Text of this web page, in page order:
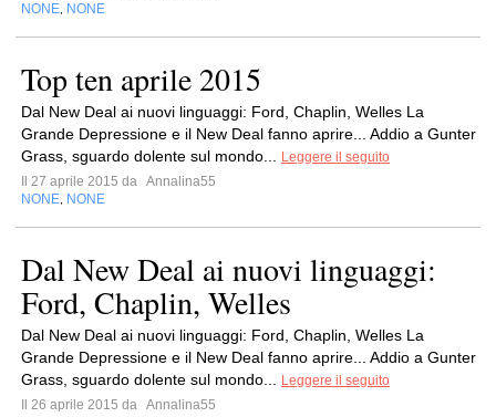
NONE NONE
Top ten aprile 2015
Dal New Deal ai nuovi linguaggi: Ford, Chaplin, Welles La
Grande Depressione e il New Deal fanno aprire... Addio a Gunter
Grass, sguardo dolente sul mondo...
Leggere il seguito
Il 27 aprile 2015 da Annalina55
NONE NONE
Dal New Deal ai nuovi linguaggi:
Ford, Chaplin, Welles
Dal New Deal ai nuovi linguaggi: Ford, Chaplin, Welles La
Grande Depressione e il New Deal fanno aprire... Addio a Gunter
Grass, sguardo dolente sul mondo...
Leggere il seguito
Il 26 aprile 2015 da Annalina55